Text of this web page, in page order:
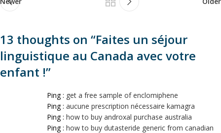
13 thoughts on “Faites un séjour
linguistique au Canada avec votre
enfant !”
Ping : get a free sample of enclomiphene
Ping : aucune prescription nécessaire kamagra
Ping : how to buy androxal purchase australia
Ping : how to buy dutasteride generic from canadian